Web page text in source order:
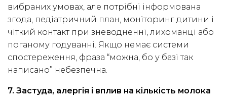
вибраних умовах, але потрібні інформована
згода, педіатричний план, моніторинг дитини і
чіткий контакт при зневодненні, лихоманці або
поганому годуванні. Якщо немає системи
спостереження, фраза “можна, бо у базі так
написано” небезпечна.
7. Застуда, алергія і вплив на кількість молока